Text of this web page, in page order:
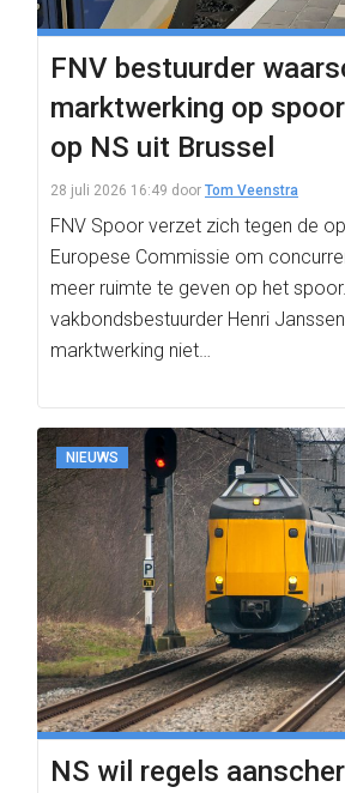
FNV bestuurder
marktwerking op
op NS uit Brussel
28 juli 2026 16:49 door Tom Veenstra
FNV Spoor verzet zich tegen de
Europese Commissie om
meer ruimte te geven op het
vakbondsbestuurder Henri
marktwerking niet…
NIEUWS
NS wil regels